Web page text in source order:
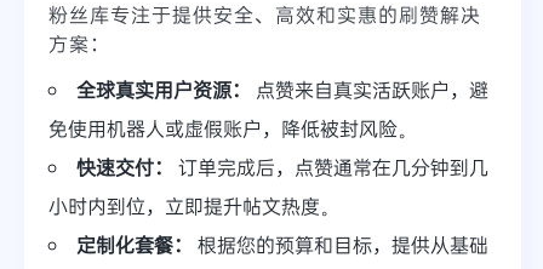
粉丝库专注于提供安全、高效和实惠的刷赞解决
方案：
全球真实用户资源：
点赞来自真实活跃账户，避
免使用机器人或虚假账户，降低被封风险。
快速交付：
订单完成后，点赞通常在几分钟到几
小时内到位，立即提升帖文热度。
定制化套餐：
根据您的预算和目标，提供从基础